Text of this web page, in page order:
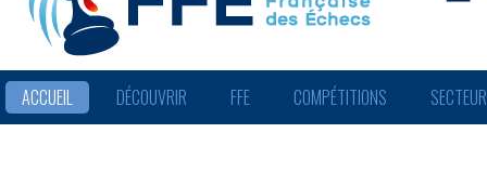
ACCUEIL DÉCOUVRIR FFE COMPÉTITIONS